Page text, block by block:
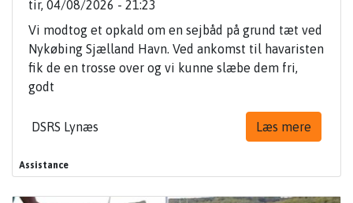
tir, 04/08/2026 - 21:23
Vi modtog et opkald om en sejbåd på grund tæt ved
Nykøbing Sjælland Havn. Ved ankomst til havaristen
fik de en trosse over og vi kunne slæbe dem fri,
godt
DSRS Lynæs Læs mere
Assistance